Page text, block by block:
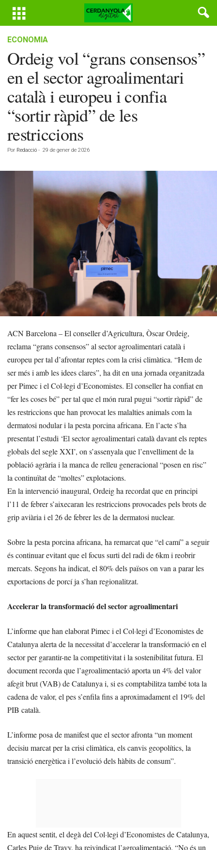
ECONOMIA
Ordeig vol “grans consensos”
en el sector agroalimentari
català i europeu i confia
“sortir ràpid” de les
restriccions
Por Redacció - 29 de gener de 2026
ACN Barcelona – El conseller d’Agricultura, Òscar Ordeig,
reclama “grans consensos” al sector agroalimentari català i
europeu per tal d’afrontar reptes com la crisi climàtica. “Hem de
ser més i amb les idees clares”, ha dit en una jornada organitzada
per Pimec i el Col·legi d’Economistes. El conseller ha confiat en
“fer les coses bé” per tal que el món rural pugui “sortir ràpid” de
les restriccions que han provocat les malalties animals com la
dermatosi nodular i la pesta porcina africana. En l’acte s’ha
presentat l’estudi ‘El sector agroalimentari català davant els reptes
globals del segle XXI’, on s’assenyala que l’envelliment de la
població agrària i la manca de relleu generacional “posen en risc”
la continuïtat de “moltes” explotacions.
En la intervenció inaugural, Ordeig ha recordat que en principi
l’11 de febrer s’aixecaran les restriccions provocades pels brots de
grip aviària i el 26 de febrer les de la dermatosi nuclear.
Sobre la pesta porcina africana, ha remarcat que “el camí” a seguir
és continuar evitant que el focus surti del radi de 6km i reobrir
mercats. Segons ha indicat, el 80% dels països on van a parar les
exportacions de porcí ja s’han regionalitzat.
Accelerar la transformació del sector agroalimentari
L’informe que han elaborat Pimec i el Col·legi d’Economistes de
Catalunya alerta de la necessitat d’accelerar la transformació en el
sector per garantir-ne la competitivitat i la sostenibilitat futura. El
document recorda que l’agroalimentació aporta un 4% del valor
afegit brut (VAB) de Catalunya i, si es comptabilitza també tota la
cadena de valor, el pes s’enfila fins a aproximadament el 19% del
PIB català.
L’informe posa de manifest que el sector afronta “un moment
decisiu marcat per la crisi climàtica, els canvis geopolítics, la
transició energètica i l’evolució dels hàbits de consum”.
En aquest sentit, el degà del Col·legi d’Economistes de Catalunya,
Carles Puig de Travy, ha reivindicat l’agroalimentació. “No és un